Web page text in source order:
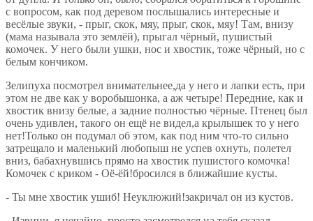
с вопросом, как под деревом послышались интересные и
весёлые звуки, - прыг, скок, мяу, прыг, скок, мяу! Там, внизу
(мама называла это землёй), прыгал чёрный, пушистый
комочек. У него были ушки, нос и хвостик, тоже чёрный, но с
белым кончиком.
Зелипуха посмотрел внимательнее,да у него и лапки есть, при
этом не две как у воробышонка, а аж четыре! Передние, как и
хвостик внизу белые, а задние полностью чёрные. Птенец был
очень удивлен, такого он ещё не видел,а крылышек то у него
нет!Только он подумал об этом, как под ним что-то сильно
затрещало и маленький любопыш не успев охнуть, полетел
вниз, бабахнувшись прямо на хвостик пушистого комочка!
Комочек с криком - Оё-ёй!бросился в ближайшие кусты.
- Ты мне хвостик ушиб! Неуклюжий!закричал он из кустов.